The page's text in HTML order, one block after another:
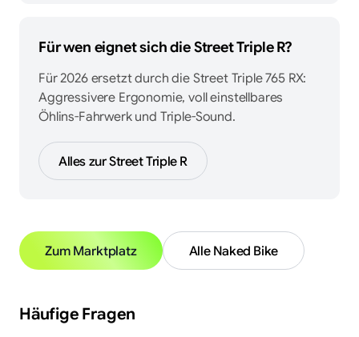
Für wen eignet sich dieStreet Triple R?
Für 2026 ersetzt durch die Street Triple 765 RX:
Aggressivere Ergonomie, voll einstellbares
Öhlins-Fahrwerk und Triple-Sound.
Alles zurStreet Triple R
Zum Marktplatz AlleNaked Bike
Häufige Fragen